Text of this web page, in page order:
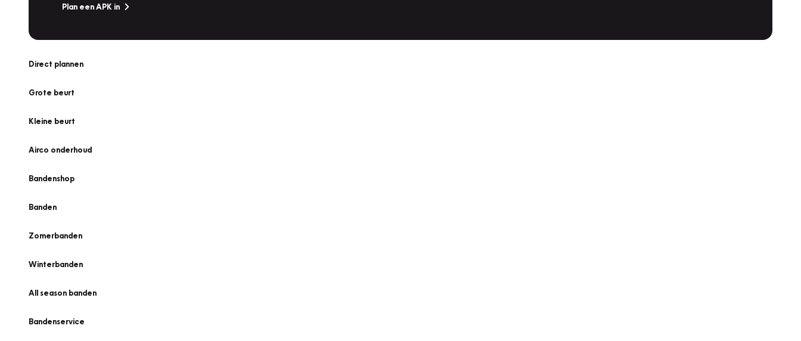
Plan een APK in
Direct plannen
Grote beurt
Kleine beurt
Airco onderhoud
Bandenshop
Banden
Zomerbanden
Winterbanden
All season banden
Bandenservice